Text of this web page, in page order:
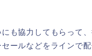
も協力してもらって
ールなどをラインで